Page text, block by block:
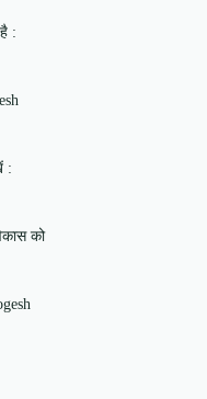
:
:
को